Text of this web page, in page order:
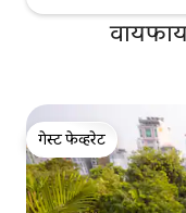
गेस्ट फेव्हरेट
गेस्ट फेव्हरेट